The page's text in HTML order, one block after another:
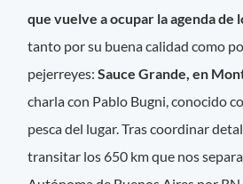
que vuelve a ocupar la agenda de
tanto por su buena calidad como
pejerreyes:Sauce Grande, en
charla con Pablo Bugni, conocido
pesca del lugar. Tras coordinar
transitar los 650 km que nos